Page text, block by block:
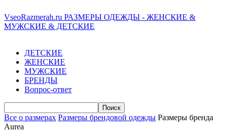
VseoRazmerah.ru РАЗМЕРЫ ОДЕЖДЫ - ЖЕНСКИЕ &
МУЖСКИЕ & ДЕТСКИЕ
ДЕТСКИЕ
ЖЕНСКИЕ
МУЖСКИЕ
БРЕНДЫ
Вопрос-ответ
Все о размерах Размеры брендовой одежды Размеры бренда
Aurea